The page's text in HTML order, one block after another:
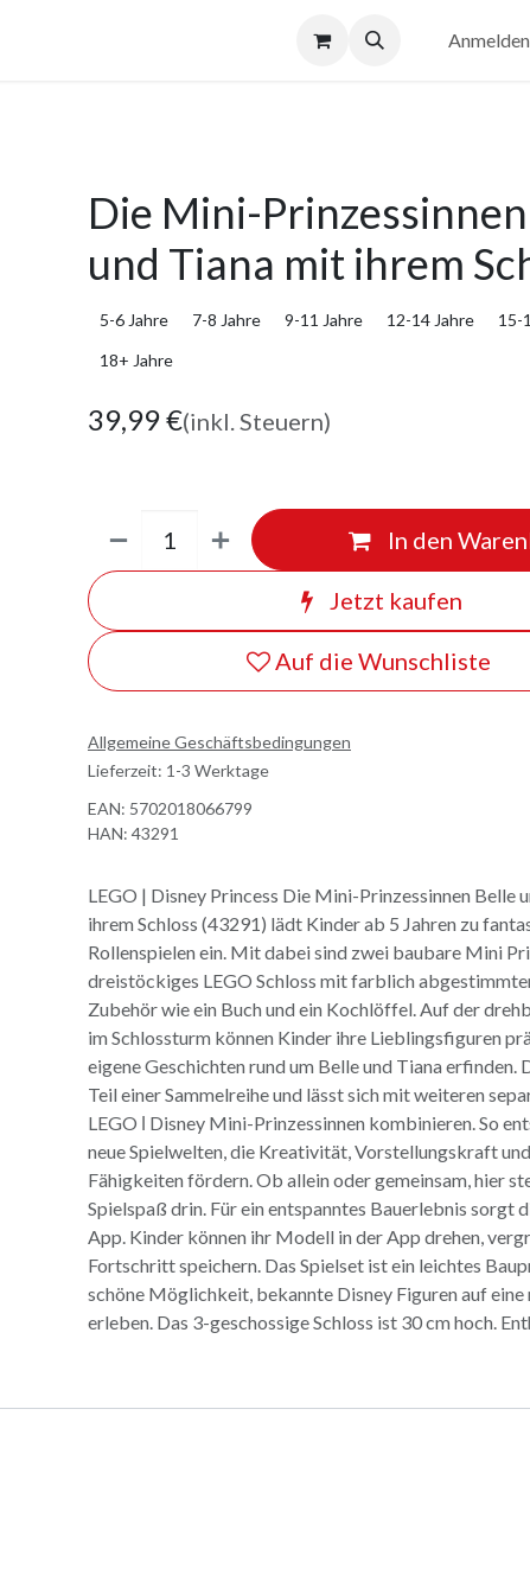
Anmelden
Die Mini-
und Tiana mit ihrem
5-6 Jahre 7-8 Jahre 9-11 Jahre 12-14 Jahre
15-
18+ Jahre
39,99€(inkl. Steuern)
In den
Jetzt kaufen
Auf die Wunschliste
Allgemeine Geschäftsbedingungen
Lieferzeit: 1-3 Werktage
EAN: 5702018066799
HAN: 43291
LEGO | Disney Princess Die Mini-Prinzessinnen Belle
ihrem Schloss (43291) lädt Kinder ab 5 Jahren zu
Rollenspielen ein. Mit dabei sind zwei baubare Mini
dreistöckiges LEGO Schloss mit farblich
Zubehör wie ein Buch und ein Kochlöffel. Auf der
im Schlossturm können Kinder ihre Lieblingsfiguren
eigene Geschichten rund um Belle und Tiana erfinden.
Teil einer Sammelreihe und lässt sich mit weiteren
LEGO ǀ Disney Mini-Prinzessinnen kombinieren. So
neue Spielwelten, die Kreativität, Vorstellungskraft
Fähigkeiten fördern. Ob allein oder gemeinsam, hier
Spielspaß drin. Für ein entspanntes Bauerlebnis sorgt
App. Kinder können ihr Modell in der App drehen,
Fortschritt speichern. Das Spielset ist ein leichtes
schöne Möglichkeit, bekannte Disney Figuren auf eine
erleben. Das 3-geschossige Schloss ist 30 cm hoch.